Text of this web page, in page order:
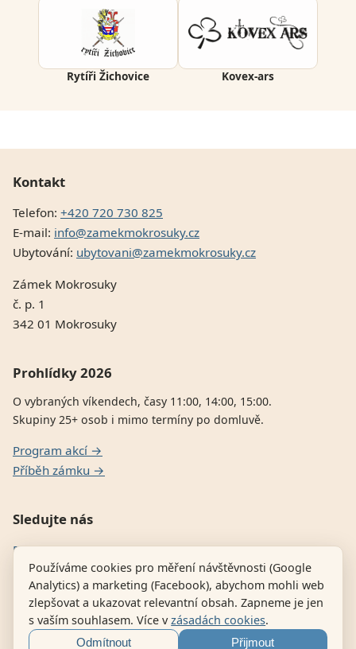
Rytíři Žichovice Kovex-ars
Kontakt
Telefon: +420 720 730 825
E-mail: info@zamekmokrosuky.cz
Ubytování: ubytovani@zamekmokrosuky.cz
Zámek Mokrosuky
č. p. 1
342 01 Mokrosuky
Prohlídky 2026
O vybraných víkendech, časy 11:00, 14:00, 15:00.
Skupiny 25+ osob i mimo termíny po domluvě.
Program akcí →
Příběh zámku →
Sledujte nás
Facebook
E-shop dílny — historické zbraně
© 2026 Zámek Mokrosuky · Provozovatel Adam Jelínek, IČ:
Používáme cookies pro měření návštěvnosti (Google
Analytics) a marketing (Facebook), abychom mohli web
zlepšovat a ukazovat relevantní obsah. Zapneme je jen
s vaším souhlasem. Více vzásadách cookies.
Odmítnout Přijmout